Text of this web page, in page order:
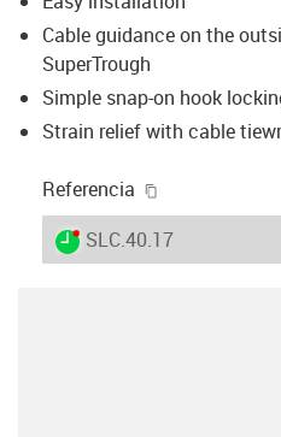
Cable guidance on the
SuperTrough
Simple snap-on hook
Strain relief with cable
Referencia
igus-icon-lieferzeit-dot
SLC.40.17